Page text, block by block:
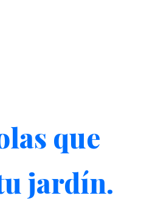
que
jardín.